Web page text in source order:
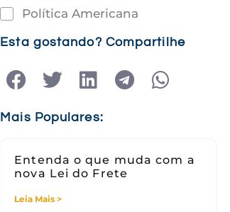
Política Americana
Saúde
Tecnologia
Viagens
Esta gostando? Compartilhe
Mais Populares:
Entenda o que muda com a
nova Lei do Frete
Leia Mais >